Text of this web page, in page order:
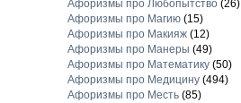
Афоризмы про Любопытство(26)
Афоризмы про Магию(15)
Афоризмы про Макияж(12)
Афоризмы про Манеры (49)
Афоризмы про Математику(50)
Афоризмы про Медицину(494)
Афоризмы про Месть(85)